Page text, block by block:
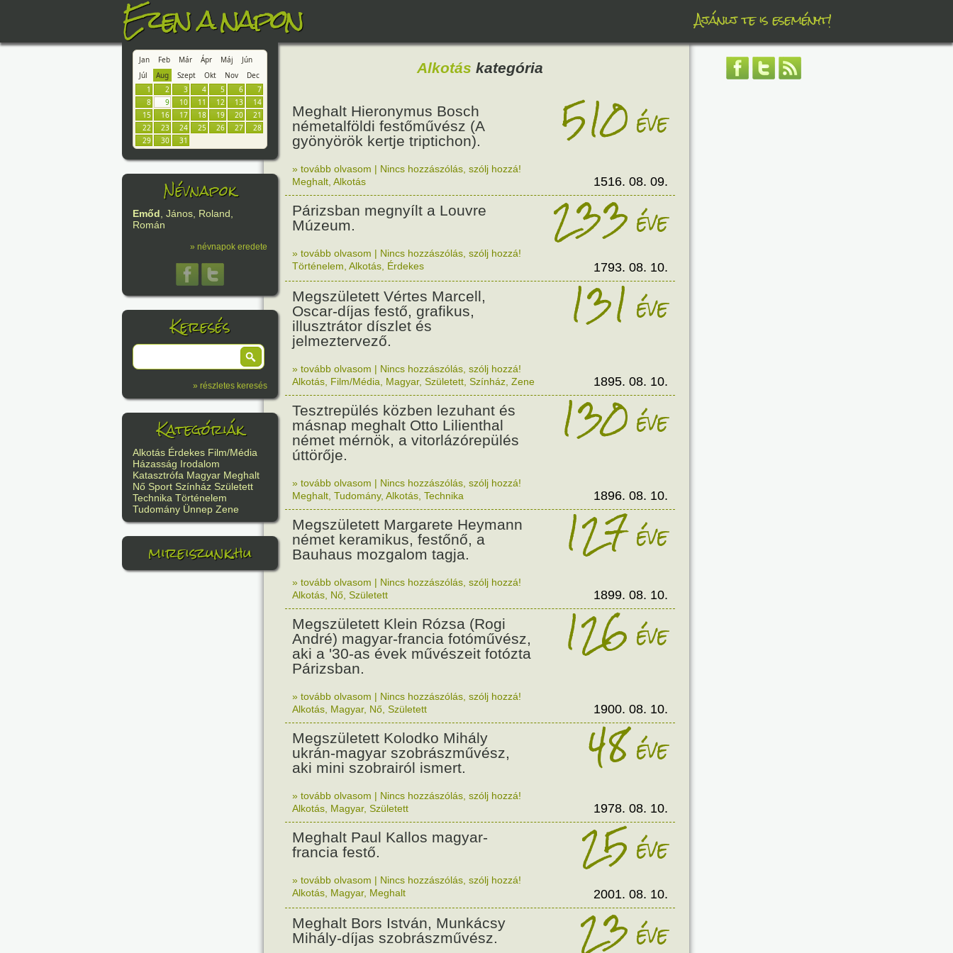
Ezen a napon Ajánlj te is eseményt!
Jan Feb Már Ápr Máj
Jún
Júl
Aug Szept Okt Nov
Dec
1
2 3 4 5 6
7
8
9 10 11 12 13
14
15
16 17 18 19 20
21
22
23 24 25 26 27
28
29
30 31
Névnapok
Emőd, János, Roland,
Román
» névnapok eredete
Keresés
» részletes keresés
Kategóriák
Alkotás Érdekes Film/Média
Házasság Irodalom
Katasztrófa Magyar Meghalt
Nő Sport Színház Született
Technika Történelem
Tudomány Ünnep Zene
mireiszunk.hu
Alkotás kategória
Meghalt Hieronymus Bosch
németalföldi festőművész (A
gyönyörök kertje triptichon).
510 éve
» tovább olvasom | Nincs hozzászólás, szólj hozzá!
Meghalt Alkotás 1516. 08. 09.
Párizsban megnyílt a Louvre
Múzeum.
233éve
» tovább olvasom | Nincs hozzászólás, szólj hozzá!
Történelem Alkotás Érdekes 1793. 08. 10.
Megszületett Vértes Marcell,
Oscar-díjas festő, grafikus,
illusztrátor díszlet és
jelmeztervező.
131éve
» tovább olvasom | Nincs hozzászólás, szólj hozzá!
Alkotás Film/Média Magyar, Született Színház Zene 1895. 08. 10.
Tesztrepülés közben lezuhant és
másnap meghalt Otto Lilienthal
német mérnök, a vitorlázórepülés
úttörője.
130éve
» tovább olvasom | Nincs hozzászólás, szólj hozzá!
Meghalt Tudomány, Alkotás Technika 1896. 08. 10.
Megszületett Margarete Heymann
német keramikus, festőnő, a
Bauhaus mozgalom tagja.
127éve
» tovább olvasom | Nincs hozzászólás, szólj hozzá!
Alkotás Nő Született 1899. 08. 10.
Megszületett Klein Rózsa (Rogi
André) magyar-francia fotóművész,
aki a '30-as évek művészeit fotózta
Párizsban.
126éve
» tovább olvasom | Nincs hozzászólás, szólj hozzá!
Alkotás Magyar, Nő Született 1900. 08. 10.
Megszületett Kolodko Mihály
ukrán-magyar szobrászművész,
aki mini szobrairól ismert.
48éve
» tovább olvasom | Nincs hozzászólás, szólj hozzá!
Alkotás Magyar, Született 1978. 08. 10.
Meghalt Paul Kallos magyar-
francia festő.
25éve
» tovább olvasom | Nincs hozzászólás, szólj hozzá!
Alkotás Magyar, Meghalt 2001. 08. 10.
Meghalt Bors István, Munkácsy
Mihály-díjas szobrászművész.
23éve